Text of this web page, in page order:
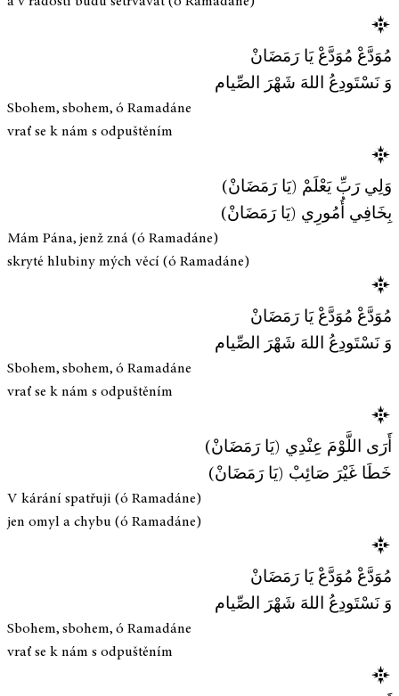
مُوَدَّعْ مُوَدَّعْ يَا رَمَضَانْ
وَ نَسْتَودِعُ اللهَ شَهْرَ الصِّيام
Sbohem, sbohem, ó Ramadáne
vrať se k nám s odpuštěním
وَلِي رَبِّ يَعْلَمْ (يَا رَمَضَانْ)
بِخَافِي أُمُورِي (يَا رَمَضَانْ)
Mám Pána, jenž zná (ó Ramadáne)
skryté hlubiny mých věcí (ó Ramadáne)
مُوَدَّعْ مُوَدَّعْ يَا رَمَضَانْ
وَ نَسْتَودِعُ اللهَ شَهْرَ الصِّيام
Sbohem, sbohem, ó Ramadáne
vrať se k nám s odpuštěním
أَرَى اللَّوْمَ عِنْدِي (يَا رَمَضَانْ)
خَطَا غَيْرَ صَائِبْ (يَا رَمَضَانْ)
V kárání spatřuji (ó Ramadáne)
jen omyl a chybu (ó Ramadáne)
مُوَدَّعْ مُوَدَّعْ يَا رَمَضَانْ
وَ نَسْتَودِعُ اللهَ شَهْرَ الصِّيام
Sbohem, sbohem, ó Ramadáne
vrať se k nám s odpuštěním